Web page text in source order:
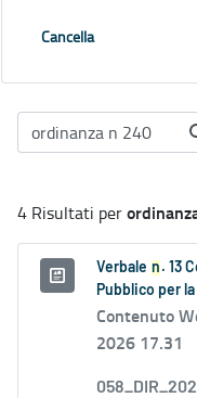
Cancella
4 Risultati per
Verbale n . 13
Pubblico per
Contenuto
2026 17.31